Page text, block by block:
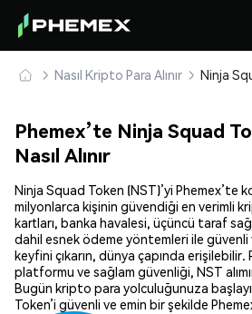
Nasıl Kripto Para Alınır
Phemex’te Ninja Squad
Nasıl Alınır
Ninja Squad Token (NST)’yi Phemex’te
milyonlarca kişinin güvendiği en verimli
kartları, banka havalesi, üçüncü taraf
dahil esnek ödeme yöntemleri ile güvenli
keyfini çıkarın, dünya çapında erişilebilir.
platformu ve sağlam güvenliği, NST
Bugün kripto para yolculuğunuza
Token’i güvenli ve emin bir şekilde